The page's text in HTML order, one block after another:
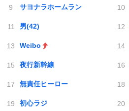
サヨナラホームラン
男(42)
Weibo
夜行新幹線
無責任ヒーロー
初心ラジ